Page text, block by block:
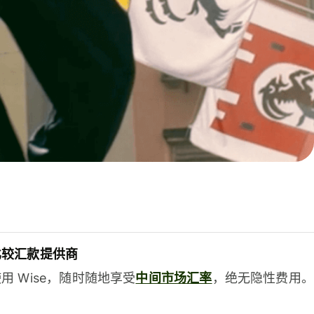
汇款提供商
Wise，随时随地享受中间市场汇率，绝无隐性费用。